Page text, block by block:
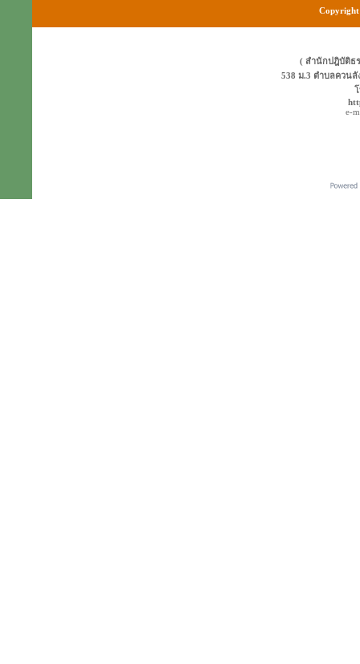
Copyright
( สำนักปฎิบัติธ
538 ม.3 ตำบลควน
e-